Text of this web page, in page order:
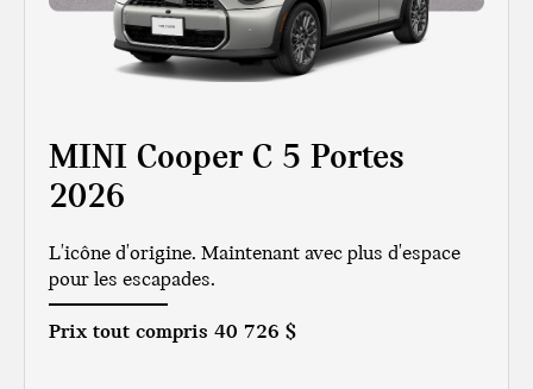
MINI Cooper C 5 Portes
2026
L'icône d'origine. Maintenant avec plus d'espace
pour les escapades.
Prix tout compris 40 726 $